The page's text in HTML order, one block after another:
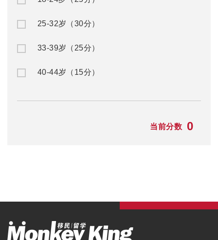
25-32岁（30分）
33-39岁（25分）
40-44岁（15分）
当前分数 0